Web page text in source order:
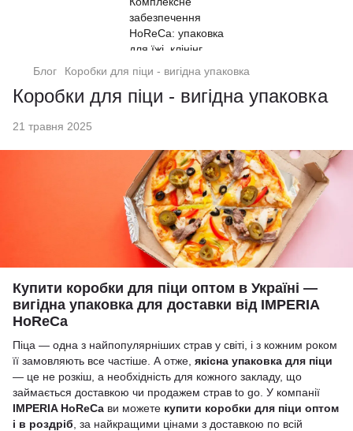
Блог Коробки для піци - вигідна упаковка
Коробки для піци - вигідна упаковка
21 травня 2025
Купити коробки для піци оптом в Україні —
вигідна упаковка для доставки від IMPERIA
HoReCa
Піца — одна з найпопулярніших страв у світі, і з кожним роком
її замовляють все частіше. А отже, якісна упаковка для піци
— це не розкіш, а необхідність для кожного закладу, що
займається доставкою чи продажем страв to go. У компанії
IMPERIA HoReCa ви можете купити коробки для піци оптом
і в роздріб , за найкращими цінами з доставкою по всій